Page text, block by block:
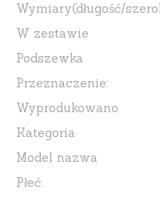
Wymiary(długość/
W zestawie
Podszewka
Przeznaczenie:
Wyprodukowano
Kategoria
Model nazwa
Płeć: